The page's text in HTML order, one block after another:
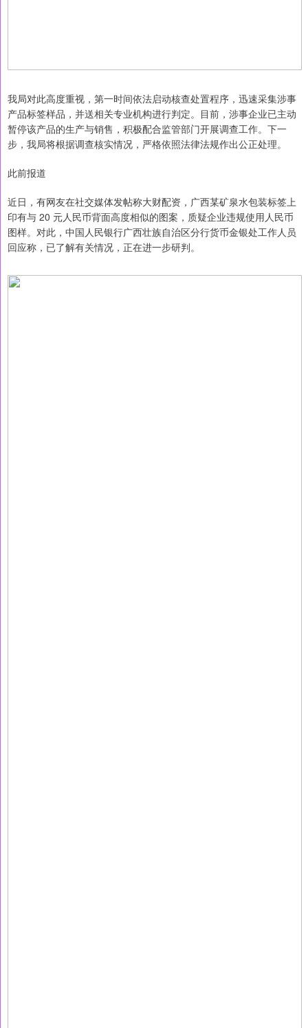
我局对此高度重视，第一时间依法启动核查处置程序，迅速采集涉事
产品标签样品，并送相关专业机构进行判定。目前，涉事企业已主动
暂停该产品的生产与销售，积极配合监管部门开展调查工作。下一
步，我局将根据调查核实情况，严格依照法律法规作出公正处理。
此前报道
近日，有网友在社交媒体发帖称大财配资，广西某矿泉水包装标签上
印有与 20 元人民币背面高度相似的图案，质疑企业违规使用人民币
图样。对此，中国人民银行广西壮族自治区分行货币金银处工作人员
回应称，已了解有关情况，正在进一步研判。